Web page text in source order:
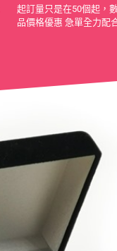
起訂量只是在50個起，
品價格優惠 急單全力配